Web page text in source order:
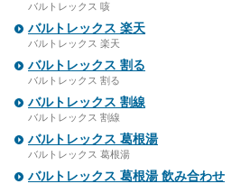
バルトレックス 咳
バルトレックス 楽天
バルトレックス 楽天
バルトレックス 割る
バルトレックス 割る
バルトレックス 割線
バルトレックス 割線
バルトレックス 葛根湯
バルトレックス 葛根湯
バルトレックス 葛根湯 飲み合わせ